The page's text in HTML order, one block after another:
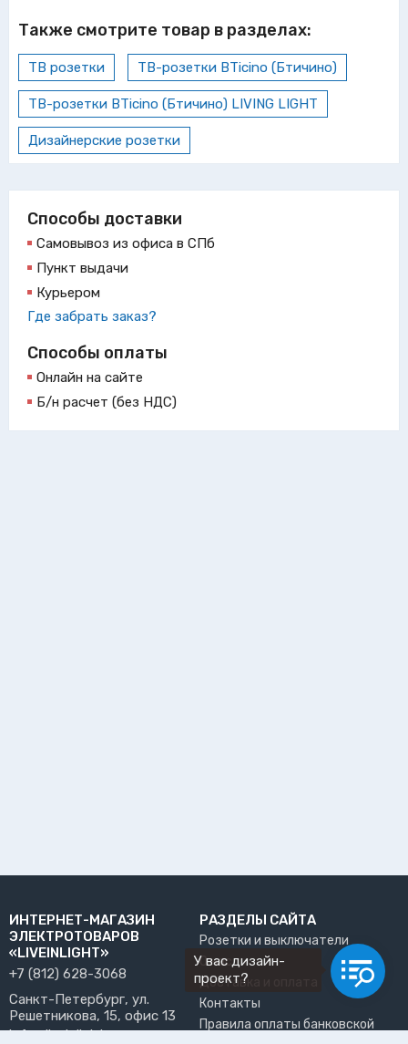
Также смотрите товар в разделах:
ТВ розетки ТВ-розетки BTicino (Бтичино)
ТВ-розетки BTicino (Бтичино) LIVING LIGHT
Дизайнерские розетки
Способы доставки
Самовывоз из офиса в СПб
Пункт выдачи
Курьером
Где забрать заказ?
Способы оплаты
Онлайн на сайте
Б/н расчет (без НДС)
ИНТЕРНЕТ-МАГАЗИН
ЭЛЕКТРОТОВАРОВ
«LIVEINLIGHT»
+7 (812) 628-3068
Санкт-Петербург, ул.
Решетникова, 15, офис 13
info@liveinlight.ru
РАЗДЕЛЫ САЙТА
Розетки и выключатели
О нас
Доставка и оплата
Контакты
Правила оплаты банковской
У вас дизайн-
проект?